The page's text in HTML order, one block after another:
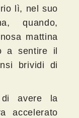
lì, nel suo
quando,
mattina
a sentire il
brividi di
di avere la
accelerato